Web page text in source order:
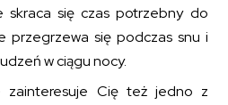
skraca się czas potrzebny do
przegrzewa się podczas snu i
w ciągu nocy.
zainteresuje Cię też jedno z